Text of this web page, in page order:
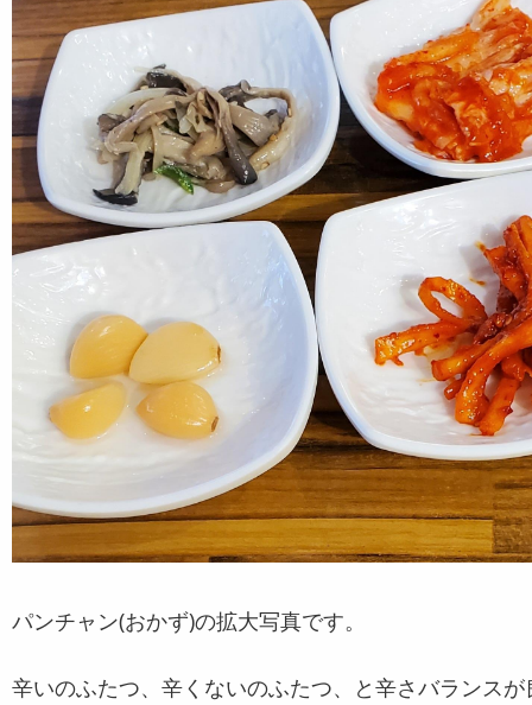
パンチャン(おかず)の拡大写真です。
辛いのふたつ、辛くないのふたつ、と辛さバランスが